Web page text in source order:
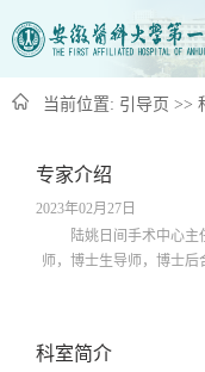
当前位置: 引导页 >>
专家介绍
2023年02月27日
陆姚日间手术中心
师，博士生导师，博士
委员、安徽省日间医疗管
科室简介